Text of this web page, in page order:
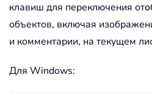
клавиш для переключения
объектов, включая
и комментарии, на текущем
Для Windows: